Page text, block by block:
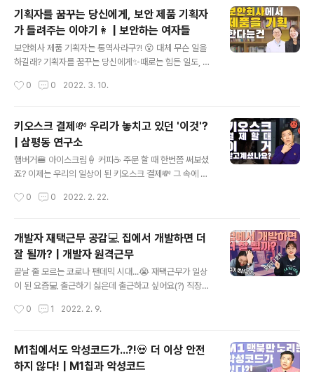
있습니다. ◈ 컴퓨터, IT 그리고 보안에 대한 이야기를 쉽
고 재미있게 나누고자 합니다 ◈ www.youtube.com
기획자를 꿈꾸는 당신에게, 보안 제품 기획자
가 들려주는 이야기👩 | 보안하는 여자들
보안회사 제품 기획자는 통역사라구?! 😮 대체 무슨 일을
하길래? 기획자를 꿈꾸는 당신에게✨때로는 힘든 일도, 보
접 보고 느낀 경험을 담았습니다! 바로 감상해보세요😎 삼
조금만 더 알고 쓰면 스마트한 IT생활을 즐길 수 있습니다.
◈ 컴퓨터, IT 그리고 보안에 대한 이야기를 쉽고 재미있게
나누고자 합니다 ◈ www.youtube.com
0 0 2022. 3. 10.
키오스크 결제💸 우리가 놓치고 있던 '이것'?
| 삼평동 연구소
햄버거🍔 아이스크림🍦 커피☕ 주문 할 때 한번쯤 써보셨
죠? 이제는 우리의 일상이 된 키오스크 결제💸 그 속에 숨
고 있던 '이것', 지금 알려드립니다! 삼평동연구소 스마트
면 스마트한 IT생활을 즐길 수 있습니다. ◈ 컴퓨터, IT 그
리고 보안에 대한 이야기를 쉽고 재미있게 나누고자 합니
다 ◈ www.youtube.com
0 0 2022. 2. 22.
개발자 재택근무 공감💻 집에서 개발하면 더
잘 될까? | 개발자 원격근무
끝날 줄 모르는 코로나 팬데믹 시대...😭 재택근무가 일상
이 된 요즘💻 출근하기 싫은데 출근하고 싶어요(?) 직장인
삼평동연구소 스마트폰, 컴퓨터 안 쓰시는 분 거의 없으시
니다. ◈ 컴퓨터, IT 그리고 보안에 대한 이야기를 쉽고 재
미있게 나누고자 합니다 ◈ www.youtube.com
0 1 2022. 2. 9.
M1칩에서도 악성코드가...?!💀 더 이상 안전
하지 않다! | M1칩과 악성코드